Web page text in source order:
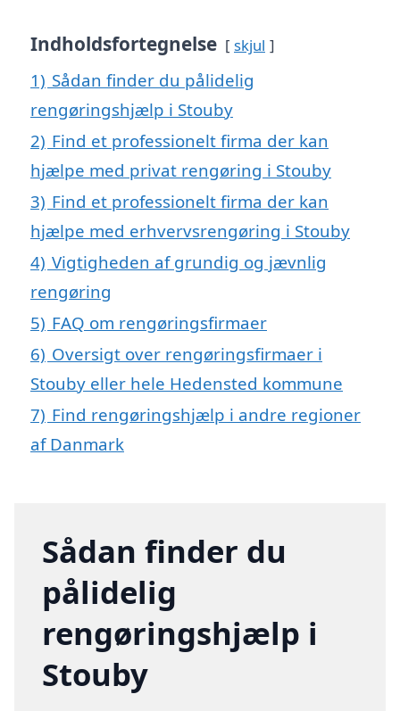
Indholdsfortegnelse skjul
1) Sådan finder du pålidelig
rengøringshjælp i Stouby
2) Find et professionelt firma der kan
hjælpe med privat rengøring i Stouby
3) Find et professionelt firma der kan
hjælpe med erhvervsrengøring i Stouby
4) Vigtigheden af grundig og jævnlig
rengøring
5) FAQ om rengøringsfirmaer
6) Oversigt over rengøringsfirmaer i
Stouby eller hele Hedensted kommune
7) Find rengøringshjælp i andre regioner
af Danmark
Sådan finder du
pålidelig
rengøringshjælp i
Stouby